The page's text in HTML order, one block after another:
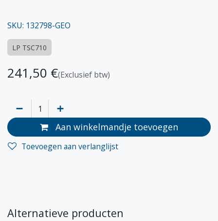
SKU: 132798-GEO
LP TSC710
241,50 €(Exclusief btw)
Aan winkelmandje toevoegen
Toevoegen aan verlanglijst
Alternatieve producten